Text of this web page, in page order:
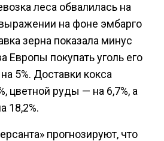
леса обвалилась на
на фоне эмбарго
зерна показала минус
Европы покупать уголь его
5%. Доставки кокса
цветной руды — на 6,7%, а
18,2%.
прогнозируют, что